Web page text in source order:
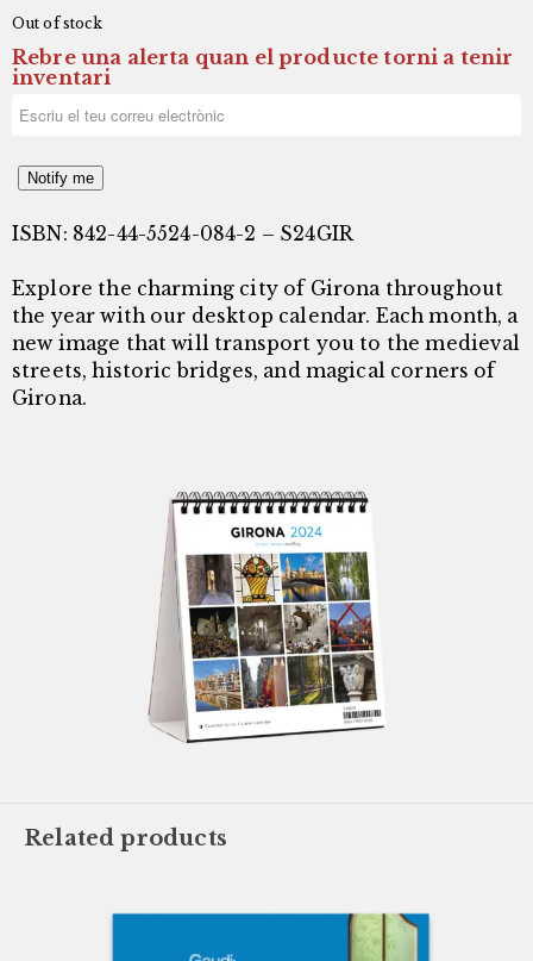
Out of stock
Rebre una alerta quan el producte torni a tenir
inventari
Notify me
ISBN: 842-44-5524-084-2 – S24GIR
Explore the charming city of Girona throughout
the year with our desktop calendar. Each month, a
new image that will transport you to the medieval
streets, historic bridges, and magical corners of
Girona.
Related products